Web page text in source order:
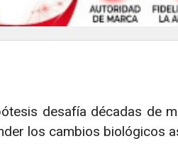
desafía décadas de
los cambios biológicos